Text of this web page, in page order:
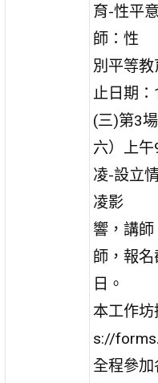
育-性平
師：性
別平等
止日期
(三)第3
六）上
凌-設立
凌影
響，講
師，報
日。
本工作
s://
全程參